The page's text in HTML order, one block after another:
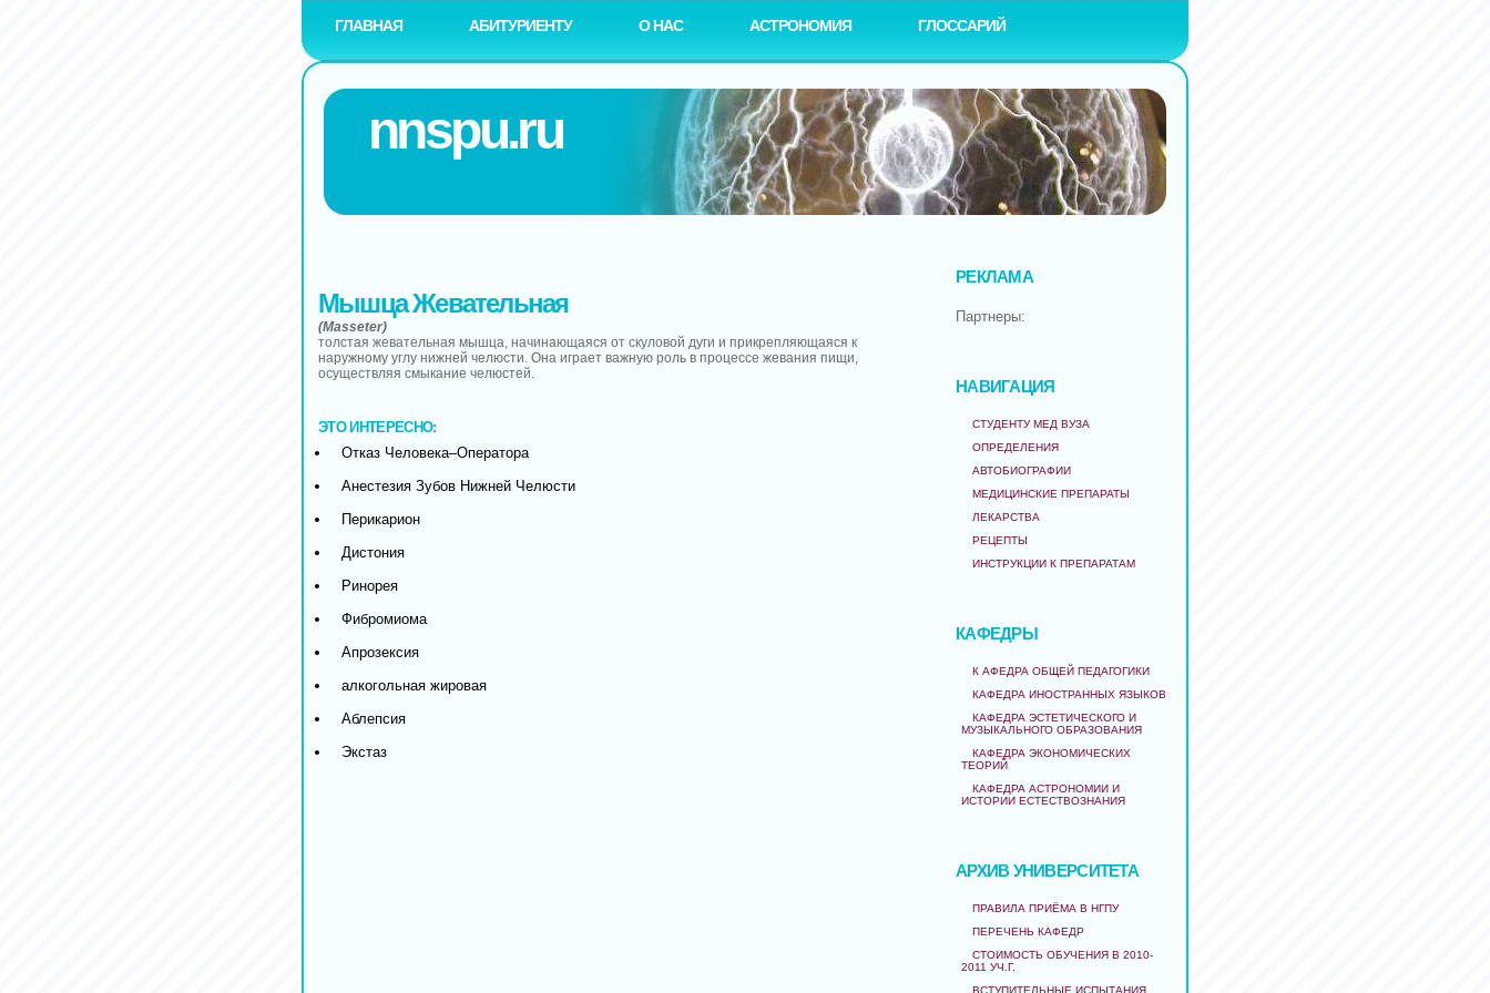
ГЛАВНАЯ АБИТУРИЕНТУ О НАС АСТРОНОМИЯ ГЛОССАРИЙ
nnspu.ru
Мышца Жевательная
(Masseter)
толстая жевательная мышца, начинающаяся от скуловой дуги и прикрепляющаяся к
наружному углу нижней челюсти. Она играет важную роль в процессе жевания пищи,
осуществляя смыкание челюстей.
ЭТО ИНТЕРЕСНО:
Отказ Человека–Оператора
Анестезия Зубов Нижней Челюсти
Перикарион
Дистония
Ринорея
Фибромиома
Апрозексия
алкогольная жировая
Аблепсия
Экстаз
РЕКЛАМА
Партнеры:
НАВИГАЦИЯ
СТУДЕНТУ МЕД ВУЗА
ОПРЕДЕЛЕНИЯ
АВТОБИОГРАФИИ
МЕДИЦИНСКИЕ ПРЕПАРАТЫ
ЛЕКАРСТВА
РЕЦЕПТЫ
ИНСТРУКЦИИ К ПРЕПАРАТАМ
КАФЕДРЫ
К АФЕДРА ОБЩЕЙ ПЕДАГОГИКИ
КАФЕДРА ИНОСТРАННЫХ ЯЗЫКОВ
КАФЕДРА ЭСТЕТИЧЕСКОГО И
МУЗЫКАЛЬНОГО ОБРАЗОВАНИЯ
КАФЕДРА ЭКОНОМИЧЕСКИХ
ТЕОРИЙ
КАФЕДРА АСТРОНОМИИ И
ИСТОРИИ ЕСТЕСТВОЗНАНИЯ
АРХИВ УНИВЕРСИТЕТА
ПРАВИЛА ПРИЁМА В НГПУ
ПЕРЕЧЕНЬ КАФЕДР
СТОИМОСТЬ ОБУЧЕНИЯ В 2010-
2011 УЧ.Г.
ВСТУПИТЕЛЬНЫЕ ИСПЫТАНИЯ